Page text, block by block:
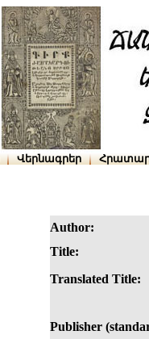
Վերնագրեր
Author:
Title:
Translated Title:
Publisher